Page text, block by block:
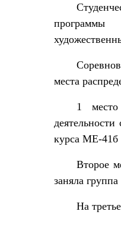
места
1
курса МЕ-41б
Второе
заняла
На